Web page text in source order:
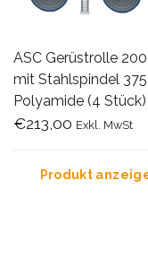
ASC Gerüstrolle
mit Stahlspindel
Polyamide (4 Stück)
€213,00 Exkl. MwSt
Produkt